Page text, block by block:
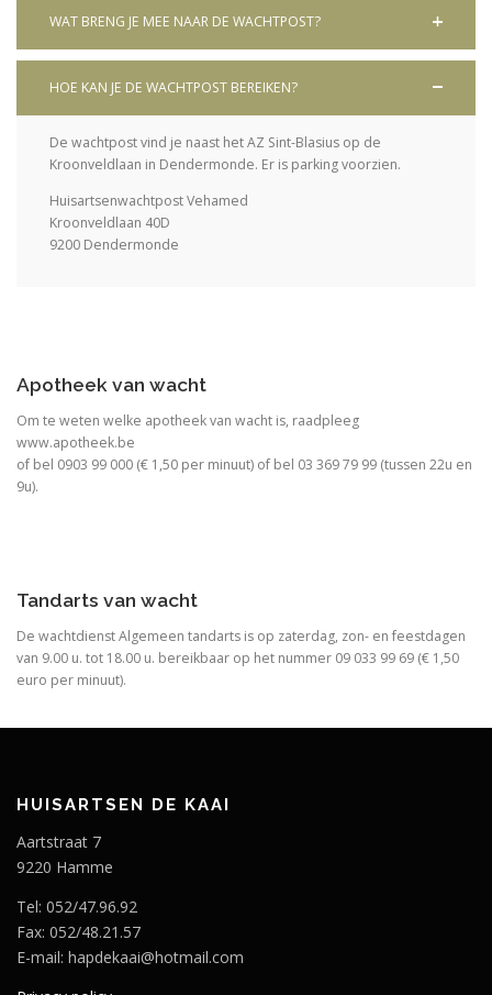
WAT BRENG JE MEE NAAR DE WACHTPOST?
HOE KAN JE DE WACHTPOST BEREIKEN?
De wachtpost vind je naast het AZ Sint-Blasius op de
Kroonveldlaan in Dendermonde. Er is parking voorzien.
Huisartsenwachtpost Vehamed
Kroonveldlaan 40D
9200 Dendermonde
Apotheek van wacht
Om te weten welke apotheek van wacht is, raadpleeg
www.apotheek.be
of bel 0903 99 000 (€ 1,50 per minuut) of bel 03 369 79 99 (tussen 22u en
9u).
Tandarts van wacht
De wachtdienst Algemeen tandarts is op zaterdag, zon- en feestdagen
van 9.00 u. tot 18.00 u. bereikbaar op het nummer 09 033 99 69 (€ 1,50
euro per minuut).
HUISARTSEN DE KAAI
Aartstraat 7
9220 Hamme
Tel: 052/47.96.92
Fax: 052/48.21.57
E-mail: hapdekaai@hotmail.com